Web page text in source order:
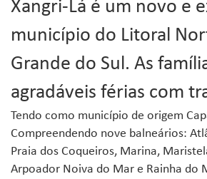
Xangri-Lá é um novo e
município do Litoral
Grande do Sul. As
agradáveis férias com
Tendo como município de origem
Compreendendo nove balneários:
Praia dos Coqueiros, Marina,
Arpoador Noiva do Mar e Rainha do